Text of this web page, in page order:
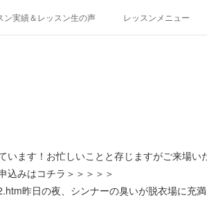
ン実績＆レッスン生の声 レッスンメニュー
ます！お忙しいことと存じますがご来場い
込みはコチラ＞＞＞＞＞
昨日の夜、シンナーの臭いが脱衣場に充